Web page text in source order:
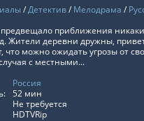
/Детектив/ Мелодрама /
предвещало приближения
Жители деревни дружны,
что можно ожидать угрозы от
с местными...
Россия
52 мин
Не требуется
HDTVRip